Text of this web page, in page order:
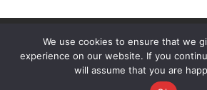
Friss Hirek 2026 . Powered by
We use cookies to ensure that we
experience on our website. If you
will assume that you are